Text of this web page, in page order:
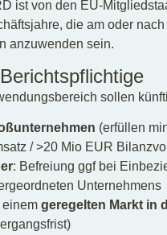
ist von den EU-
die am oder
anzuwenden sein.
sollen
(erfüllen
/ >20 Mio EUR
: Befreiung ggf bei
Unternehmens
einem geregelten Markt in